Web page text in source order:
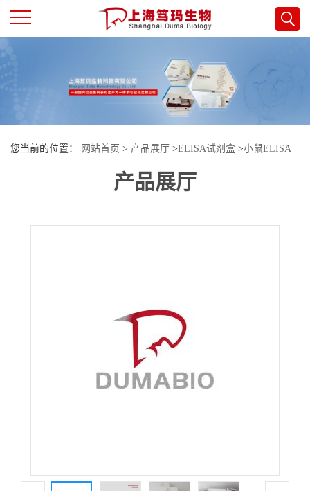
页
司
您当前的位置： 网站首页 > 产品展厅 >ELISA试剂盒 >小鼠ELISA
小鼠α-黑色素细胞刺激素(αMSH)酶联免疫试剂盒
产品展厅